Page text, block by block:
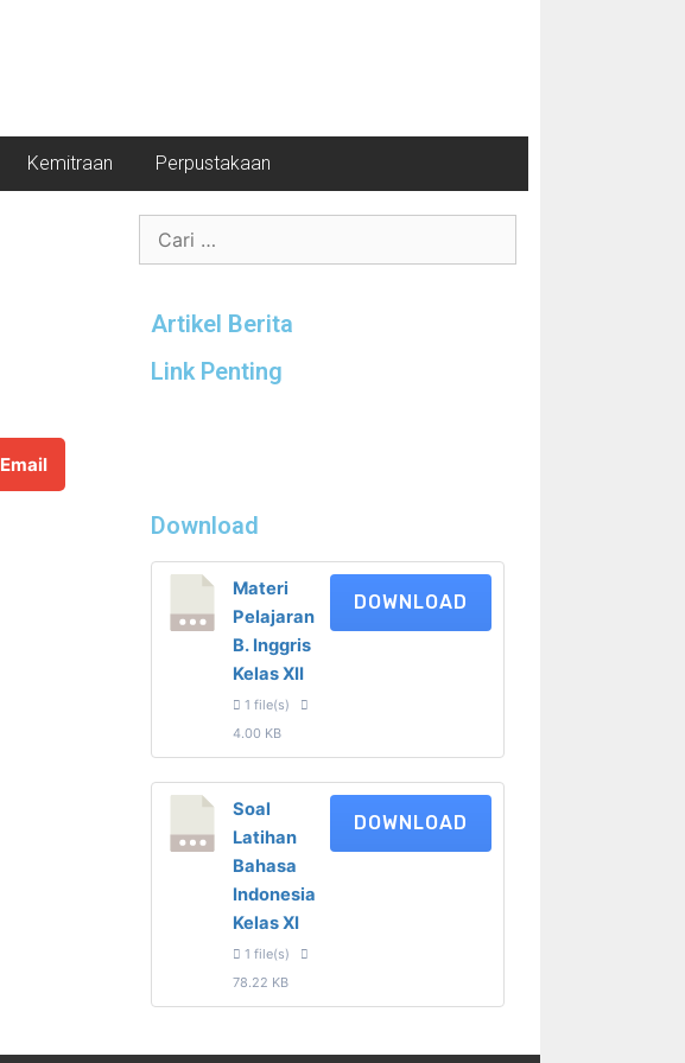
Kemitraan Perpustakaan
Email
Artikel Berita
Link Penting
Download
Materi
Pelajaran
B. Inggris
Kelas XII
1 file(s)
4.00 KB
DOWNLOAD
Soal
Latihan
Bahasa
Indonesia
Kelas XI
1 file(s)
78.22 KB
DOWNLOAD